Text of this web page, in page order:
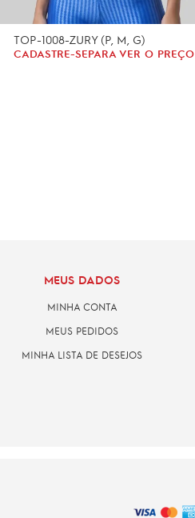
TOP-1008-ZURY (P, M, G)
CADASTRE-SEPARA VER O PREÇO
MEUS DADOS
MINHA CONTA
MEUS PEDIDOS
MINHA LISTA DE DESEJOS